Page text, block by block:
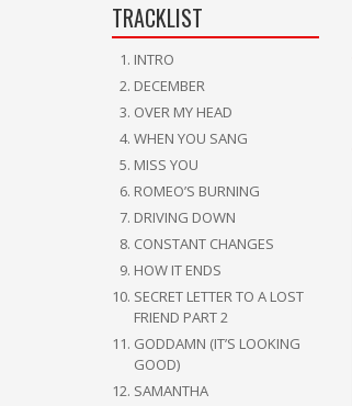
TRACKLIST
INTRO
DECEMBER
OVER MY HEAD
WHEN YOU SANG
MISS YOU
ROMEO’S BURNING
DRIVING DOWN
CONSTANT CHANGES
HOW IT ENDS
SECRET LETTER TO A LOST
FRIEND PART 2
GODDAMN (IT’S LOOKING
GOOD)
SAMANTHA